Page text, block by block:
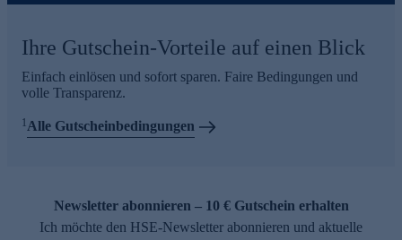
Ihre Gutschein-Vorteile auf einen Blick
Einfach einlösen und sofort sparen. Faire Bedingungen und
volle Transparenz.
1Alle Gutscheinbedingungen
Newsletter abonnieren – 10 € Gutschein erhalten
Ich möchte den HSE-Newsletter abonnieren und aktuelle